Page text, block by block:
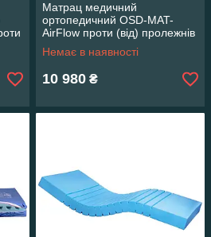
Матрац медичний
ортопедичний OSD-MAT-
AirFlow проти (від) пролежнів
антипролежневий для
хворого
Немає в наявності
10 980 ₴